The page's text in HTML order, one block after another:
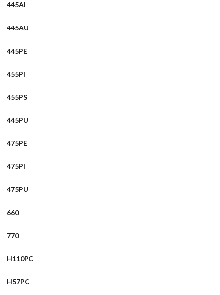
445AI
445AU
445PE
455PI
455PS
445PU
475PE
475PI
475PU
660
770
H110PC
H57PC